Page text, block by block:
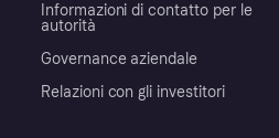
Informazioni di contatto per le
autorità
Governance aziendale
Relazioni con gli investitori